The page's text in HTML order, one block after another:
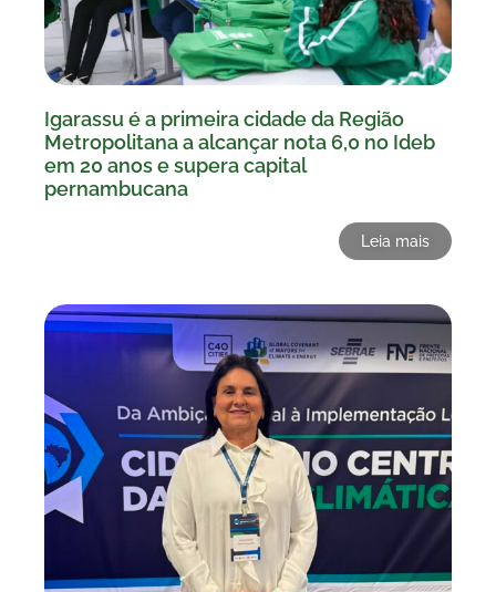
Igarassu é a primeira cidade da Região
Metropolitana a alcançar nota 6,0 no Ideb
em 20 anos e supera capital
pernambucana
Leia mais